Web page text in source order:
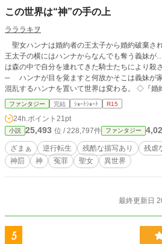
この世界は“神”の手の上
ラララキヲ
聖女ハンナは婚約者の王太子から婚約破棄さ
王太子の横にはハンナからなんでも奪う義妹
は森の中で自分を連れてきた騎士たちにより
─ ハンナが目を覚ますと何故かそこは義妹が家に来る前の自室だった……
混乱するハンナを置いて世界は変わる。 ◇『婚約破棄／国外追放』決定後の話
◇ふんわり世界観。ゆるふわ設定。 ◇なろうにも上げてま
幅加筆修正〕
ファンタジー 完結 ｼｮｰﾄｼｮｰﾄ R15
24h.ポイント 21pt
小説 25,493 位 / 228,797件 ファンタジー
ざまぁ 逆行転生 残酷な描写あり 残虐
神罰
神 冤罪 聖女 異世界
最終更新日
5